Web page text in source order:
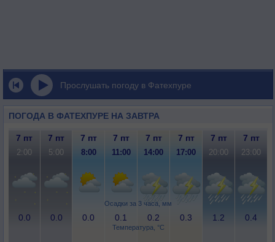
Прослушать погоду в Фатехпуре
ПОГОДА В ФАТЕХПУРЕ НА ЗАВТРА
Осадки за 3 часа, мм
Температура, °C
7 пт 7 пт 7 пт 7 пт 7 пт 7 пт 7 пт 7 пт
2:00 5:00 8:00 11:00 14:00 17:00 20:00 23:00
0.0 0.0 0.0 0.1 0.2 0.3 1.2 0.4